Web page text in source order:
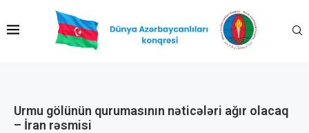
Urmu gölünün qurumasının nəticələri ağır olacaq
– İran rəsmisi